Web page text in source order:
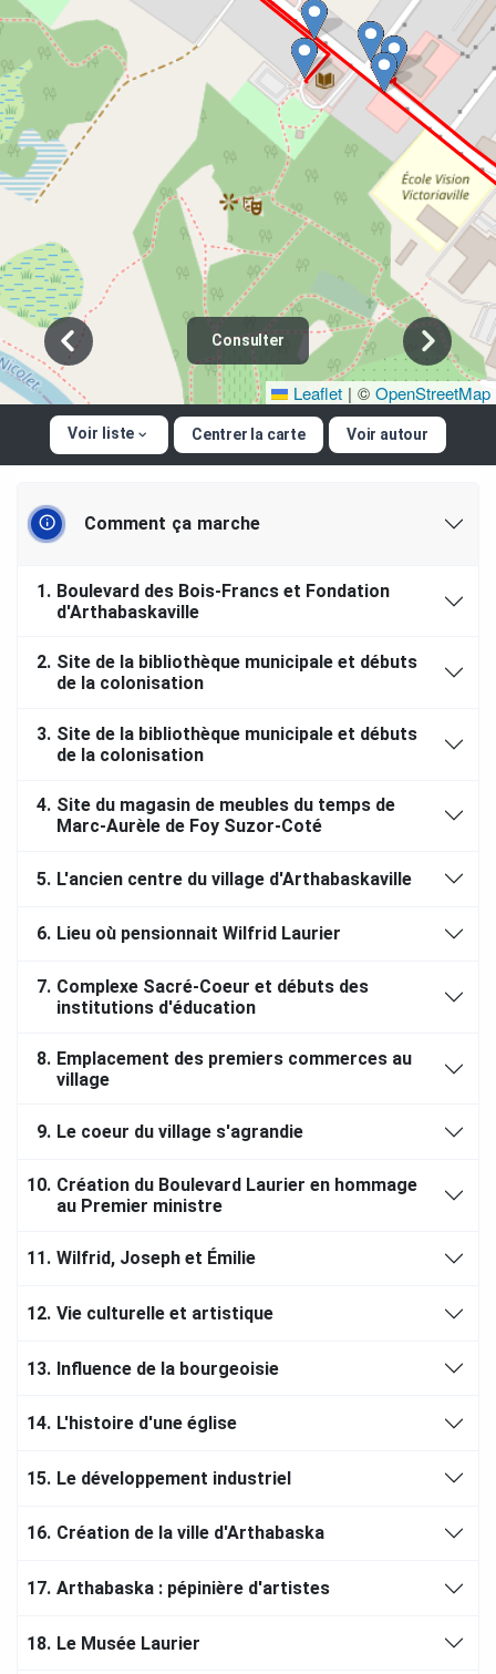
Comment ça marche
1. Boulevard des Bois-Francs et Fondation
d'Arthabaskaville
2. Site de la bibliothèque municipale et débuts
de la colonisation
3. Site de la bibliothèque municipale et débuts
de la colonisation
4. Site du magasin de meubles du temps de
Marc-Aurèle de Foy Suzor-Coté
5. L'ancien centre du village d'Arthabaskaville
6. Lieu où pensionnait Wilfrid Laurier
7. Complexe Sacré-Coeur et débuts des
institutions d'éducation
8. Emplacement des premiers commerces au
village
9. Le coeur du village s'agrandie
10. Création du Boulevard Laurier en hommage
au Premier ministre
11. Wilfrid, Joseph et Émilie
12. Vie culturelle et artistique
13. Influence de la bourgeoisie
14. L'histoire d'une église
15. Le développement industriel
16. Création de la ville d'Arthabaska
17. Arthabaska : pépinière d'artistes
18. Le Musée Laurier
Leaflet | © OpenStreetMap
Consulter
Voir liste Centrer la carte Voir autour